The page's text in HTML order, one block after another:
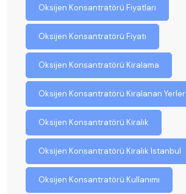
Oksijen Konsantratörü Fiyatları
Oksijen Konsantratörü Fiyatı
Oksijen Konsantratörü Kiralama
Oksijen Konsantratörü Kiralanan Yerler
Oksijen Konsantratörü Kiralık
Oksijen Konsantratörü Kiralık Istanbul
Oksijen Konsantratörü Kullanımı